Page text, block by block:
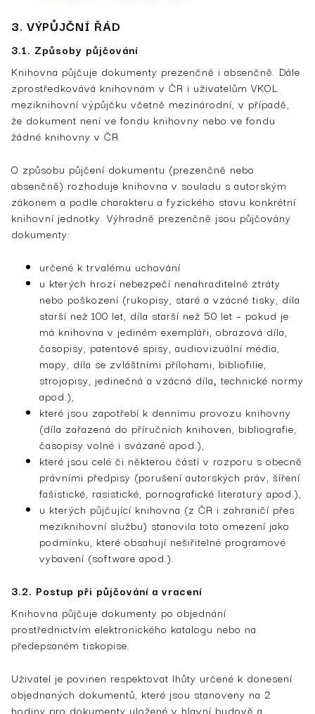
3. VÝPŮJČNÍ ŘÁD
3.1. Způsoby půjčování
Knihovna půjčuje dokumenty prezenčně i absenčně. Dále
zprostředkovává knihovnám v ČR i uživatelům VKOL
meziknihovní výpůjčku včetně mezinárodní, v případě,
že dokument není ve fondu knihovny nebo ve fondu
žádné knihovny v ČR.
O způsobu půjčení dokumentu (prezenčně nebo
absenčně) rozhoduje knihovna v souladu s autorským
zákonem a podle charakteru a fyzického stavu konkrétní
knihovní jednotky. Výhradně prezenčně jsou půjčovány
dokumenty:
určené k trvalému uchování
u kterých hrozí nebezpečí nenahraditelné ztráty
nebo poškození (rukopisy, staré a vzácné tisky, díla
starší než 100 let, díla starší než 50 let – pokud je
má knihovna v jediném exempláři, obrazová díla,
časopisy, patentové spisy, audiovizuální média,
mapy, díla se zvláštními přílohami, bibliofilie,
strojopisy, jedinečná a vzácná díla, technické normy
apod.),
které jsou zapotřebí k dennímu provozu knihovny
(díla zařazená do příručních knihoven, bibliografie,
časopisy volné i svázané apod.),
které jsou celé či některou částí v rozporu s obecně
právními předpisy (porušení autorských práv, šíření
fašistické, rasistické, pornografické literatury apod.),
u kterých půjčující knihovna (z ČR i zahraničí přes
meziknihovní službu) stanovila toto omezení jako
podmínku, které obsahují nešiřitelné programové
vybavení (software apod.).
3.2. Postup při půjčování a vracení
Knihovna půjčuje dokumenty po objednání
prostřednictvím elektronického katalogu nebo na
předepsaném tiskopise.
Uživatel je povinen respektovat lhůty určené k donesení
objednaných dokumentů, které jsou stanoveny na 2
hodiny pro dokumenty uložené v hlavní budově a